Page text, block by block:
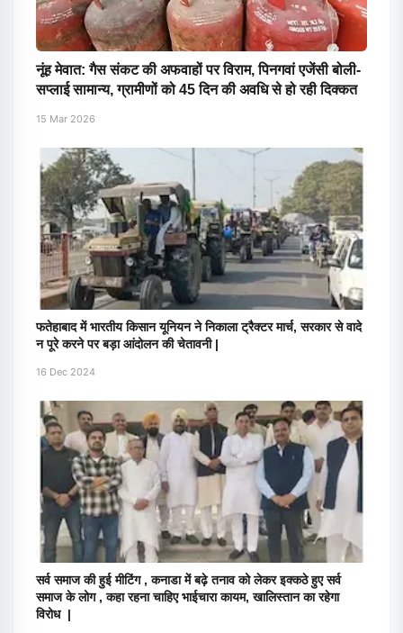
नूंह मेवात: गैस संकट की अफवाहों पर विराम, पिनगवां एजेंसी बोली-
सप्लाई सामान्य, ग्रामीणों को 45 दिन की अवधि से हो रही दिक्कत
15 Mar 2026
फतेहाबाद में भारतीय किसान यूनियन ने निकाला ट्रैक्टर मार्च, सरकार से वादे
न पूरे करने पर बड़ा आंदोलन की चेतावनी |
16 Dec 2024
सर्व समाज की हुई मीटिंग , कनाडा में बढ़े तनाव को लेकर इक्कठे हुए सर्व
समाज के लोग , कहा रहना चाहिए भाईचारा कायम, खालिस्तान का रहेगा
विरोध |